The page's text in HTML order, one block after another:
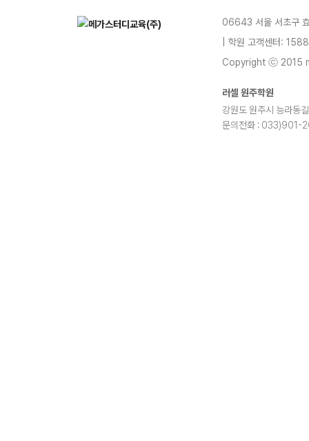
06643 서울 서초구
| 학원 고객센터:
Copyright ⓒ 2015
러셀 원주학원
강원도 원주시 능라동
문의전화 : 033)901-